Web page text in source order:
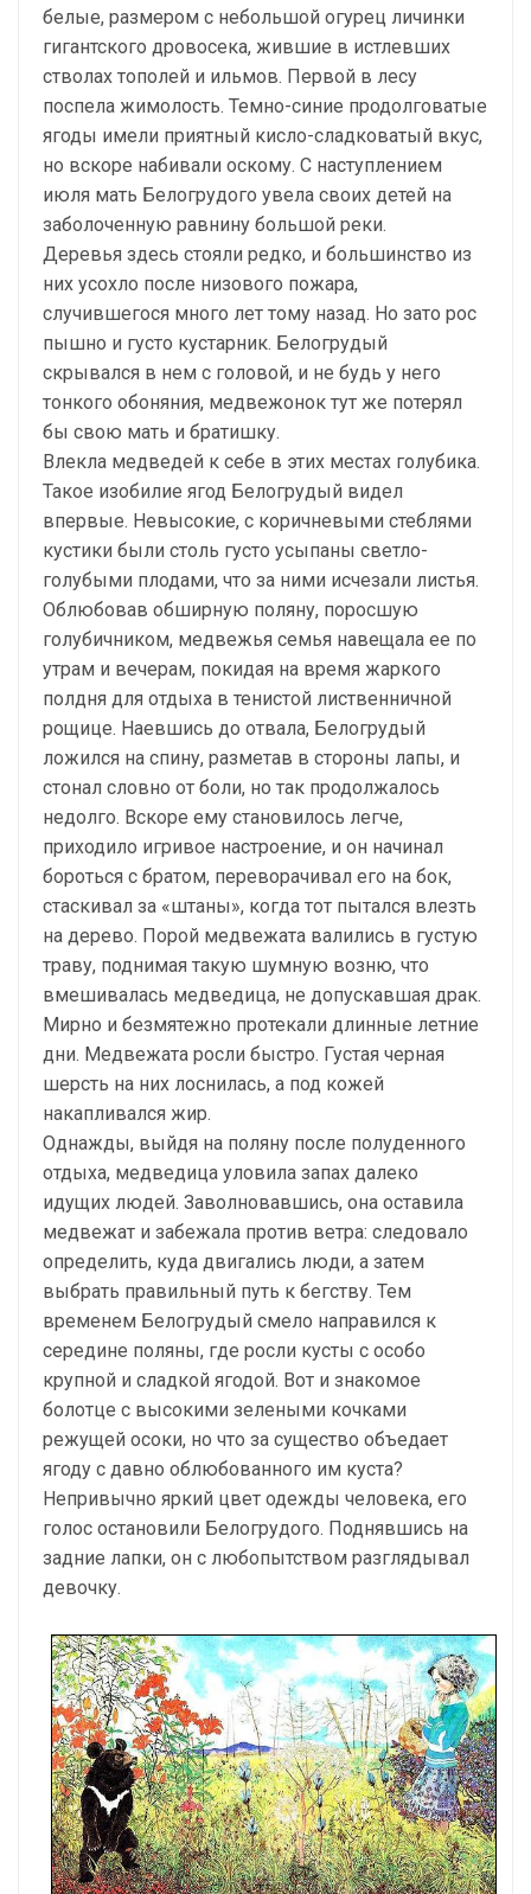
белые, размером с небольшой огурец личинки
гигантского дровосека, жившие в истлевших
стволах тополей и ильмов. Первой в лесу
поспела жимолость. Темно-синие продолговатые
ягоды имели приятный кисло-сладковатый вкус,
но вскоре набивали оскому. С наступлением
июля мать Белогрудого увела своих детей на
заболоченную равнину большой реки.
Деревья здесь стояли редко, и большинство из
них усохло после низового пожара,
случившегося много лет тому назад. Но зато рос
пышно и густо кустарник. Белогрудый
скрывался в нем с головой, и не будь у него
тонкого обоняния, медвежонок тут же потерял
бы свою мать и братишку.
Влекла медведей к себе в этих местах голубика.
Такое изобилие ягод Белогрудый видел
впервые. Невысокие, с коричневыми стеблями
кустики были столь густо усыпаны светло-
голубыми плодами, что за ними исчезали листья.
Облюбовав обширную поляну, поросшую
голубичником, медвежья семья навещала ее по
утрам и вечерам, покидая на время жаркого
полдня для отдыха в тенистой лиственничной
рощице. Наевшись до отвала, Белогрудый
ложился на спину, разметав в стороны лапы, и
стонал словно от боли, но так продолжалось
недолго. Вскоре ему становилось легче,
приходило игривое настроение, и он начинал
бороться с братом, переворачивал его на бок,
стаскивал за «штаны», когда тот пытался влезть
на дерево. Порой медвежата валились в густую
траву, поднимая такую шумную возню, что
вмешивалась медведица, не допускавшая драк.
Мирно и безмятежно протекали длинные летние
дни. Медвежата росли быстро. Густая черная
шерсть на них лоснилась, а под кожей
накапливался жир.
Однажды, выйдя на поляну после полуденного
отдыха, медведица уловила запах далеко
идущих людей. Заволновавшись, она оставила
медвежат и забежала против ветра: следовало
определить, куда двигались люди, а затем
выбрать правильный путь к бегству. Тем
временем Белогрудый смело направился к
середине поляны, где росли кусты с особо
крупной и сладкой ягодой. Вот и знакомое
болотце с высокими зелеными кочками
режущей осоки, но что за существо объедает
ягоду с давно облюбованного им куста?
Непривычно яркий цвет одежды человека, его
голос остановили Белогрудого. Поднявшись на
задние лапки, он с любопытством разглядывал
девочку.